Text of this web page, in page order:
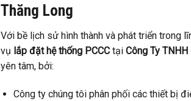
Thăng Long
Với bề lịch sử hình thành và phát triển trong
vụ lắp đặt hệ thống PCCC tại Công Ty
yên tâm, bởi:
Công ty chúng tôi phân phối các thiết bị